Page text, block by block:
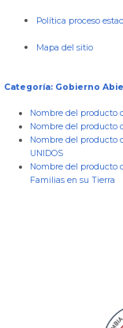
Política proceso
Mapa del sitio
Categoría: Gobierno
Nombre del producto
Nombre del producto
Nombre del producto
UNIDOS
Nombre del producto
Familias en su Tierra